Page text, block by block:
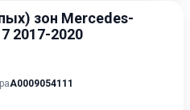
зон Mercedes-
2017-2020
A0009054111